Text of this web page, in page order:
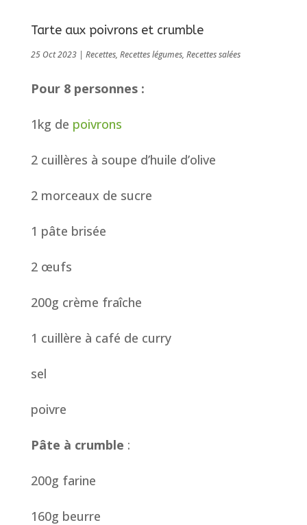
Tarte aux poivrons et crumble
25 Oct 2023| Recettes, Recettes légumes, Recettes salées
Pour 8 personnes :
1kg de poivrons
2 cuillères à soupe d’huile d’olive
2 morceaux de sucre
1 pâte brisée
2 œufs
200g crème fraîche
1 cuillère à café de curry
sel
poivre
Pâte à crumble :
200g farine
160g beurre